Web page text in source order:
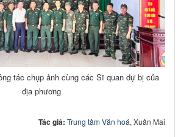
tác chụp ảnh cùng các Sĩ quan dự bị của
địa phương
Tác giả: Trung tâm Văn hoá, Xuân Mai